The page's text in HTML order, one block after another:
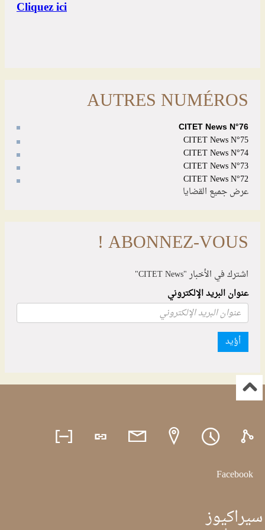
AUTRES NUMÉROS
CITET News N°76
CITET News N°75
CITET News N°74
CITET News N°73
CITET News N°72
عرض جميع القضايا
ABONNEZ-VOUS !
اشترك في الأخبار "CITET News"
عنوان البريد الإلكتروني
أؤيد
Facebook
سيراكيوز